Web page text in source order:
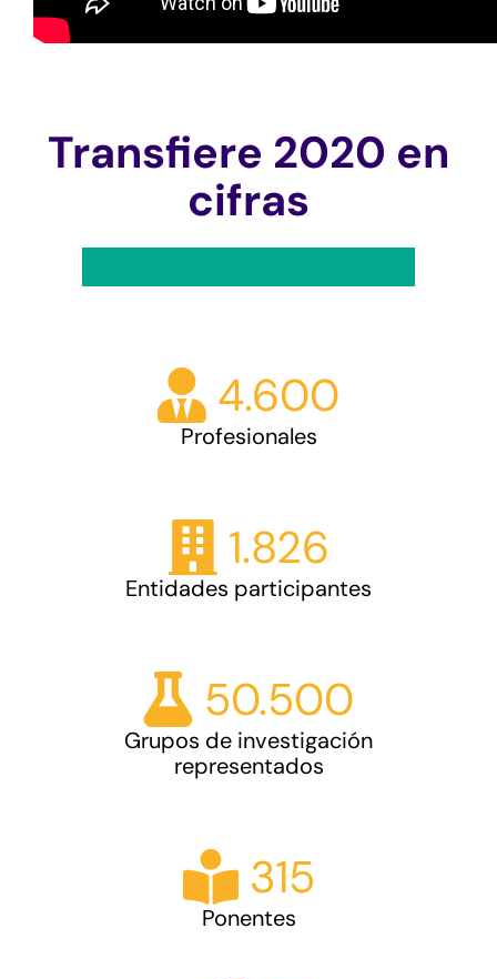
Transfiere 2020 en
cifras
4.600
Profesionales
1.826
Entidades participantes
50.500
Grupos de investigación
representados
315
Ponentes